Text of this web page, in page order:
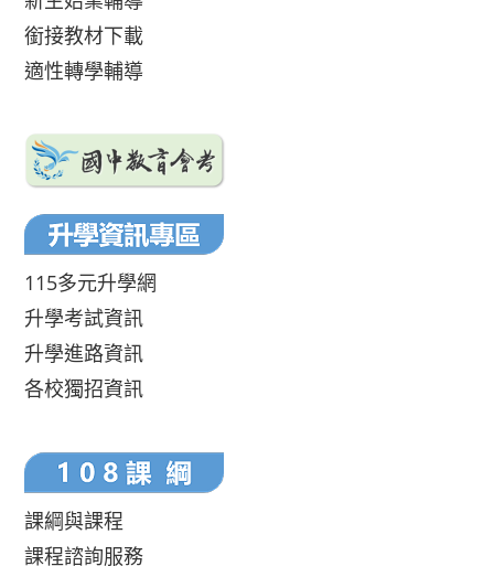
銜接教材下載
適性轉學輔導
115多元升學網
升學考試資訊
升學進路資訊
各校獨招資訊
課綱與課程
課程諮詢服務